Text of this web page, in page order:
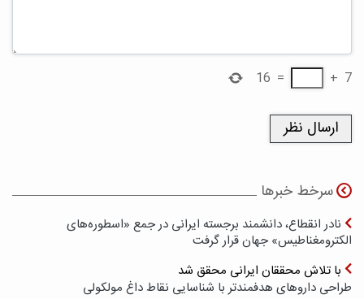
7
+
=
16
سرخط خبرها
نادر انقطاع، دانشمند برجسته ایرانی در جمع «اسطوره‌های
الکترومغناطیس» جهان قرار گرفت
با تلاش محققان ایرانی محقق شد
طراحی داروهای هدفمندتر با شناسایی نقاط داغ مولکولی